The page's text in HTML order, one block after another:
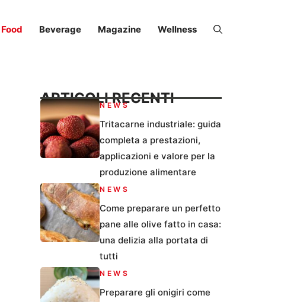
Food Beverage Magazine Wellness
ARTICOLI RECENTI
NEWS
Tritacarne industriale: guida
completa a prestazioni,
applicazioni e valore per la
produzione alimentare
NEWS
Come preparare un perfetto
pane alle olive fatto in casa:
una delizia alla portata di
tutti
NEWS
Preparare gli onigiri come